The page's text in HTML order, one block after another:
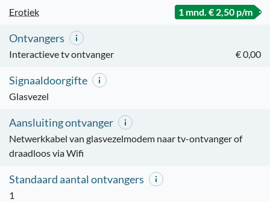
Erotiek
1 mnd. € 2,50 p/m
Ontvangers
Interactieve tv ontvanger € 0,00
Signaaldoorgifte
Glasvezel
Aansluiting ontvanger
Netwerkkabel van glasvezelmodem naar tv-ontvanger of
draadloos via Wifi
Standaard aantal ontvangers
1